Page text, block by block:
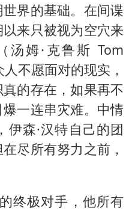
界的基础。在间谍
来只被视为空穴来
汤姆·克鲁斯 Tom
不愿面对的现实，
的存在，如果再不
一连串灾难。中情
伊森·汉特自己的团
尽所有努力之前，
终极对手，他所有